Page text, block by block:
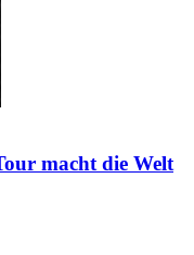
macht die Welt